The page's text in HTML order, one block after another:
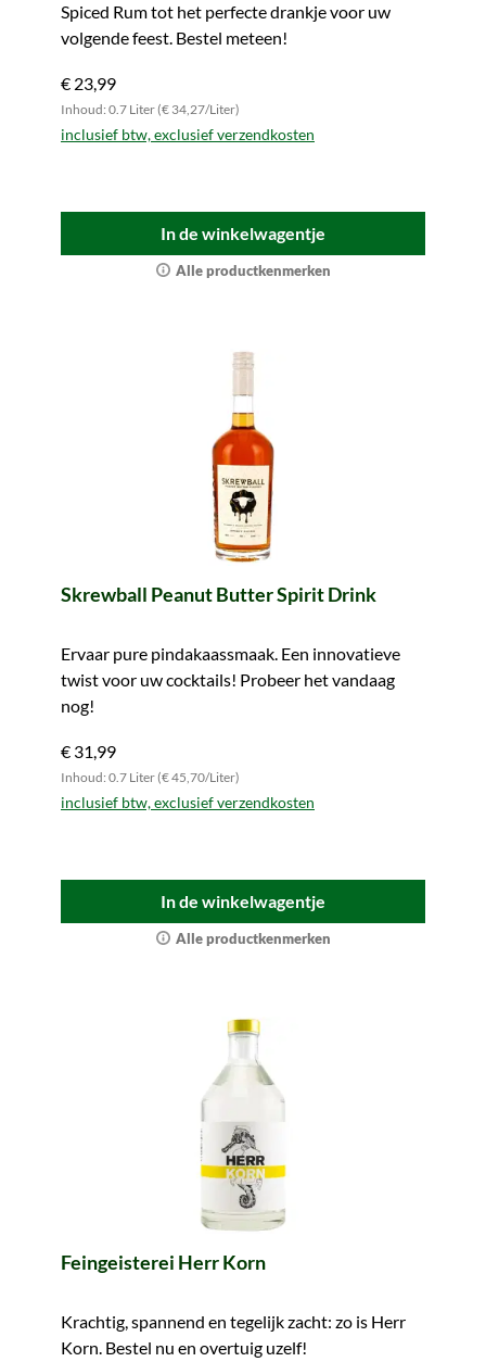
Spiced Rum tot het perfecte drankje voor uw
volgende feest. Bestel meteen!
€ 23,99
Inhoud: 0.7 Liter (€ 34,27/Liter)
inclusief btw, exclusief verzendkosten
In de winkelwagentje
Alle productkenmerken
Skrewball Peanut Butter Spirit Drink
Ervaar pure pindakaassmaak. Een innovatieve
twist voor uw cocktails! Probeer het vandaag
nog!
€ 31,99
Inhoud: 0.7 Liter (€ 45,70/Liter)
inclusief btw, exclusief verzendkosten
In de winkelwagentje
Alle productkenmerken
Feingeisterei Herr Korn
Krachtig, spannend en tegelijk zacht: zo is Herr
Korn. Bestel nu en overtuig uzelf!